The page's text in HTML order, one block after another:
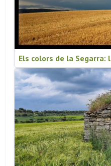
Els colors de la Segarra: